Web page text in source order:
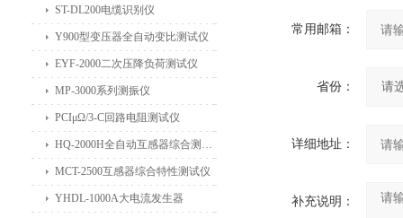
常用邮箱：
省份：
详细地址：
补充说明：
ST-DL200电缆识别仪
Y900型变压器全自动变比测试仪
EYF-2000二次压降负荷测试仪
MP-3000系列测振仪
PCIμΩ/3-C回路电阻测试仪
HQ-2000H全自动互感器综合测试仪
MCT-2500互感器综合特性测试仪
YHDL-1000A大电流发生器